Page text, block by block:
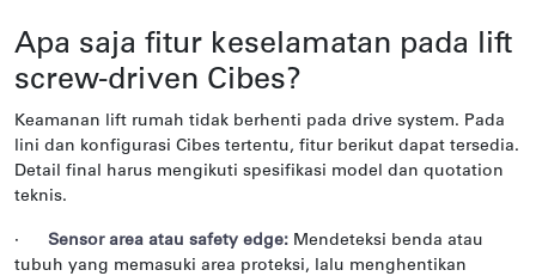
Apa saja fitur keselamatan pada lift
screw-driven Cibes?
Keamanan lift rumah tidak berhenti pada drive system. Pada
lini dan konfigurasi Cibes tertentu, fitur berikut dapat tersedia.
Detail final harus mengikuti spesifikasi model dan quotation
teknis.
· Sensor area atau safety edge: Mendeteksi benda atau
tubuh yang memasuki area proteksi, lalu menghentikan